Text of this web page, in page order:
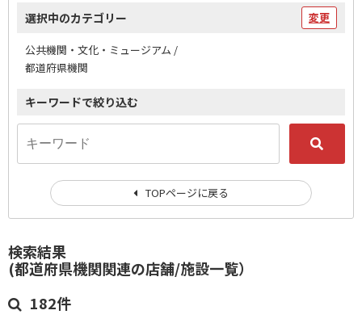
検索結果
(都道府県機関関連の店舗/施設一覧）
182件
選択中のカテゴリー 変更
公共機関・文化・ミュージアム /
都道府県機関
キーワードで絞り込む
TOPページに戻る